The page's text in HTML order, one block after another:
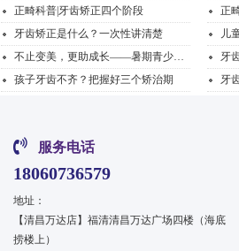
正畸科普|牙齿矫正四个阶段
正
牙齿矫正是什么？一次性讲清楚
儿
不止变美，更助成长——暑期青少年正畸，解锁牙齿蜕变...
牙
孩子牙齿不齐？把握好三个矫治期
服务电话
18060736579
地址：
【清昌万达店】福清清昌万达广场四楼（海底
捞楼上）